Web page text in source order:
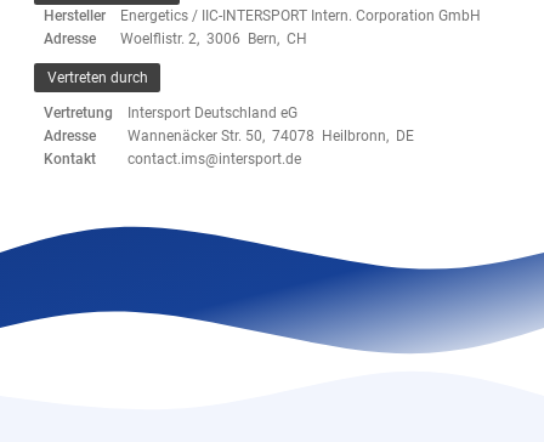
Hersteller
Energetics / IIC-INTERSPORT Intern. Corporation GmbH
Adresse
Woelflistr. 2, 3006 Bern, CH
Vertreten durch
Vertretung
Intersport Deutschland eG
Adresse
Wannenäcker Str. 50, 74078 Heilbronn, DE
Kontakt
contact.ims@intersport.de